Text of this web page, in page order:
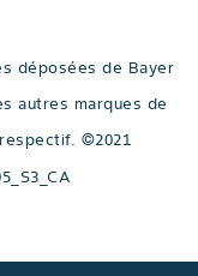
déposées de Bayer
autres marques de
©2021